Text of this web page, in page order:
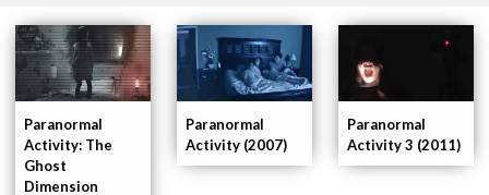
Paranormal
Activity 3 (2011)
Paranormal
Activity (2007)
Paranormal
Activity: The
Ghost
Dimension